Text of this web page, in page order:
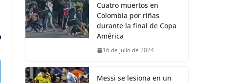
Cuatro muertos en
Colombia por riñas
durante la final de Copa
América
16 de julio de 2024
Messi se lesiona en un